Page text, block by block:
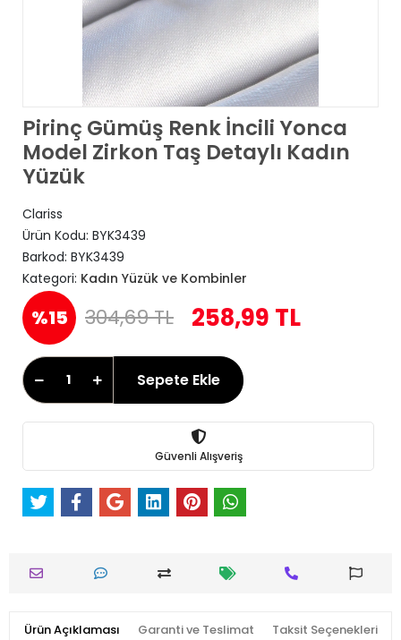
Pirinç Gümüş Renk İncili Yonca
Model Zirkon Taş Detaylı Kadın
Yüzük
Clariss
Ürün Kodu: BYK3439
Barkod: BYK3439
Kategori: Kadın Yüzük ve Kombinler
%15 304,69 TL 258,99 TL
Sepete Ekle
Güvenli Alışveriş
Ürün Açıklaması Garanti ve Teslimat Taksit Seçenekleri